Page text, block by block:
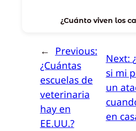
¿Cuánto viven los
← Previous:
¿Cuántas
escuelas de
veterinaria
hay en
EE.UU.?
Next:
si mi
un
en